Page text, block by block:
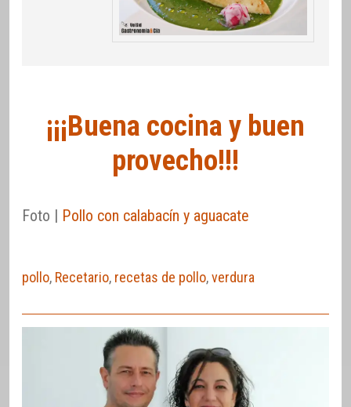
¡¡¡Buena cocina y buen
provecho!!!
Foto | Pollo con calabacín y aguacate
pollo, Recetario, recetas de pollo,verdura